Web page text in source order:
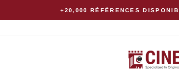
+20,000 RÉFÉRENCES